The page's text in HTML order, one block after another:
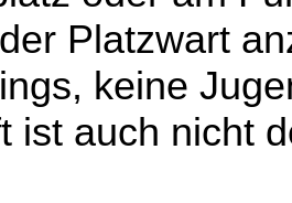
Platzwart
keine
ist auch nicht